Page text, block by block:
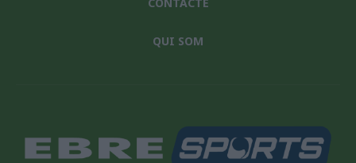
QUI SOM